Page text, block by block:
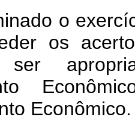
o
os
ser
Econômico.